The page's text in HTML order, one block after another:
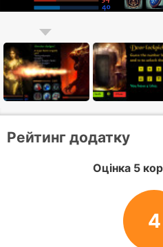
Рейтинг додатку
Оцінка 5
4